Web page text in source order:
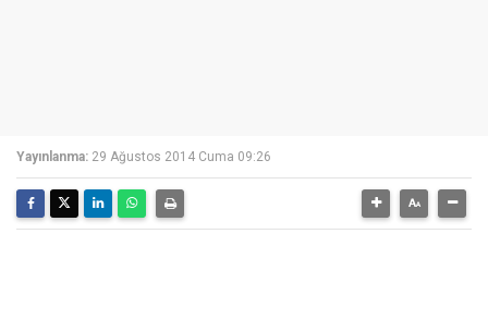
Yayınlanma: 29 Ağustos 2014 Cuma 09:26